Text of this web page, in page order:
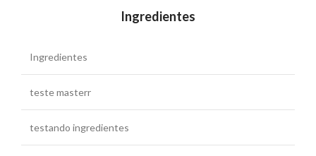
Ingredientes
Ingredientes
teste masterr
testando ingredientes